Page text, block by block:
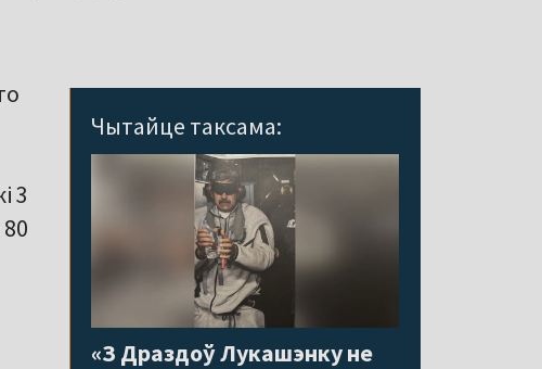
Чытайце таксама:
«З Драздоў Лукашэнку не
3